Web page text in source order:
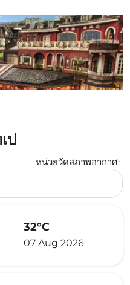
ป
หน่วยวัดสภาพอากาศ:
32°C
07 Aug 2026